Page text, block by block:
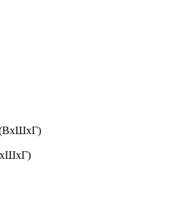
(ВхШхГ)